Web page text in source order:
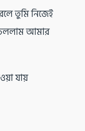
তুমি নিজেই
চললাম আমার
যায়